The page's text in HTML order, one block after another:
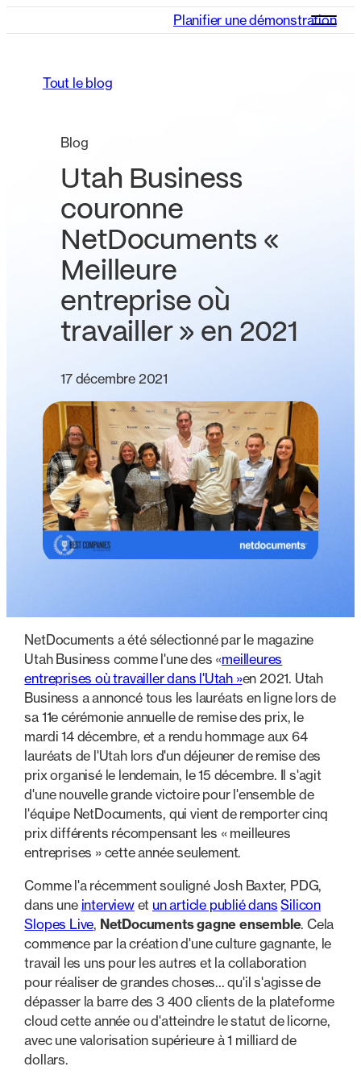
Planifier une démonstration
Tout le blog
Blog
Utah Business
couronne
NetDocuments «
Meilleure
entreprise où
travailler » en 2021
17 décembre 2021
NetDocuments a été sélectionné par le magazine
Utah Business comme l'une des «meilleures
entreprises où travailler dans l'Utah »en 2021. Utah
Business a annoncé tous les lauréats en ligne lors de
sa 11e cérémonie annuelle de remise des prix, le
mardi 14 décembre, et a rendu hommage aux 64
lauréats de l'Utah lors d'un déjeuner de remise des
prix organisé le lendemain, le 15 décembre. Il s'agit
d'une nouvelle grande victoire pour l'ensemble de
l'équipe NetDocuments, qui vient de remporter cinq
prix différents récompensant les « meilleures
entreprises » cette année seulement.
Comme l'a récemment souligné Josh Baxter, PDG,
dans une interviewet un article publié dans Silicon
Slopes Live, NetDocuments gagne ensemble. Cela
commence par la création d'une culture gagnante, le
travail les uns pour les autres et la collaboration
pour réaliser de grandes choses... qu'il s'agisse de
dépasser la barre des 3 400 clients de la plateforme
cloud cette année ou d'atteindre le statut de licorne,
avec une valorisation supérieure à 1 milliard de
dollars.